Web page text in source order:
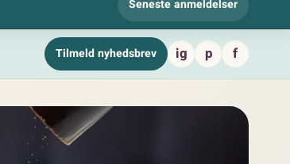
Seneste anmeldelser
Tilmeld nyhedsbrev ig p f